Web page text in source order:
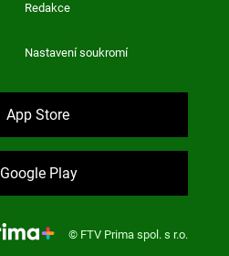
Redakce
Nastavení soukromí
App Store
Google Play
© FTV Prima spol. s r.o.